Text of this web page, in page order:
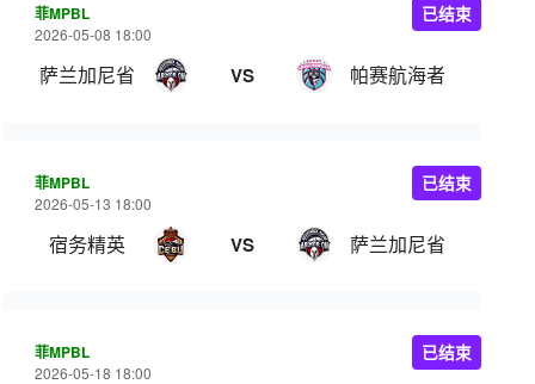
菲MPBL
2026-05-08 18:00
萨兰加尼省 VS 帕赛航海者
已结束
菲MPBL
2026-05-13 18:00
宿务精英 VS 萨兰加尼省
已结束
菲MPBL
2026-05-18 18:00
已结束